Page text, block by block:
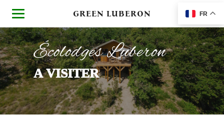
GREEN LUBERON FR
Écolodges Luberon
A VISITER